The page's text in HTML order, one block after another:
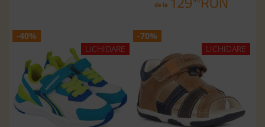
de la
-40%
LICHIDARE
-70%
LICHIDARE